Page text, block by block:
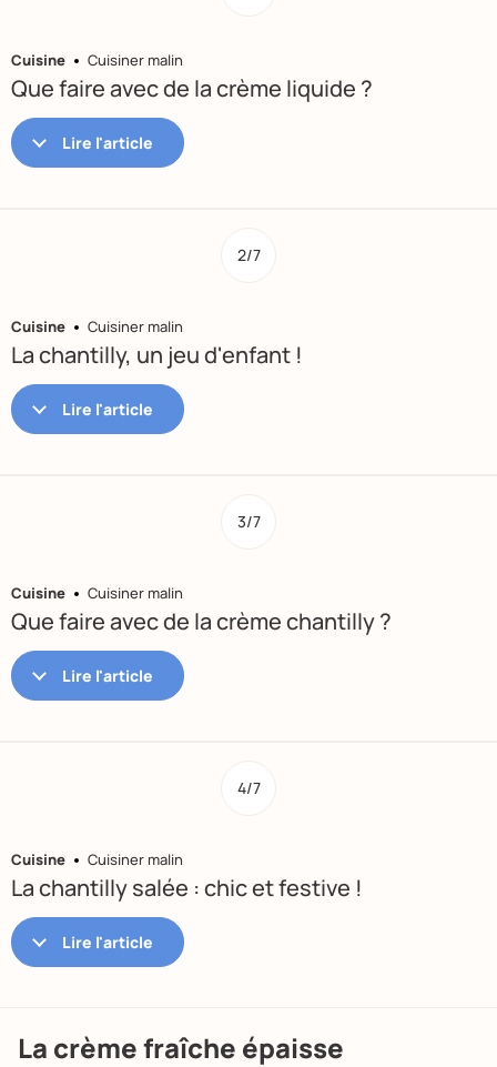
Cuisine Cuisiner malin
Que faire avec de la crème liquide ?
Cuisine Cuisiner malin
La chantilly, un jeu d'enfant !
2/7
Cuisine Cuisiner malin
Que faire avec de la crème chantilly ?
3/7
Cuisine Cuisiner malin
La chantilly salée : chic et festive !
4/7
La crème fraîche épaisse